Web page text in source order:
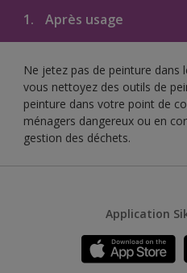
1. Après usage
Ne jetez pas de peinture dans
vous nettoyez des outils de
peinture dans votre point de
ménagers dangereux ou en
gestion des déchets.
Application